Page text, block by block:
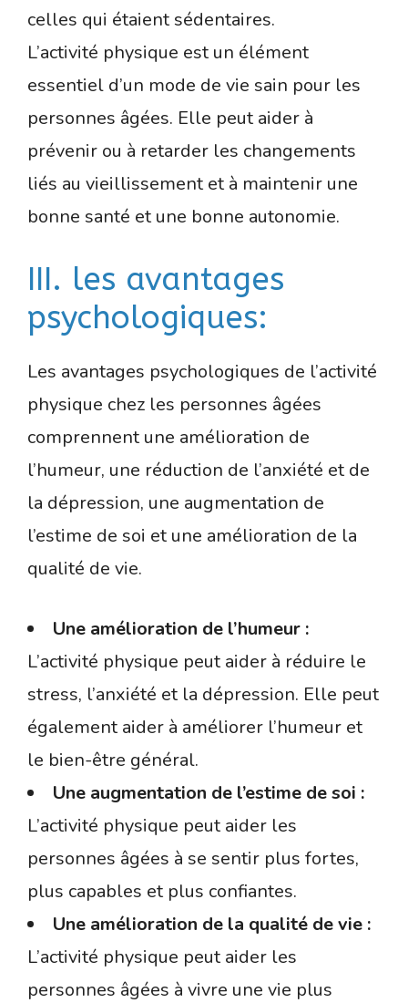
celles qui étaient sédentaires.
L’activité physique est un élément
essentiel d’un mode de vie sain pour les
personnes âgées. Elle peut aider à
prévenir ou à retarder les changements
liés au vieillissement et à maintenir une
bonne santé et une bonne autonomie.
III. les avantages
psychologiques:
Les avantages psychologiques de l’activité
physique chez les personnes âgées
comprennent une amélioration de
l’humeur, une réduction de l’anxiété et de
la dépression, une augmentation de
l’estime de soi et une amélioration de la
qualité de vie.
Une amélioration de l’humeur :
L’activité physique peut aider à réduire le
stress, l’anxiété et la dépression. Elle peut
également aider à améliorer l’humeur et
le bien-être général.
Une augmentation de l’estime de soi :
L’activité physique peut aider les
personnes âgées à se sentir plus fortes,
plus capables et plus confiantes.
Une amélioration de la qualité de vie :
L’activité physique peut aider les
personnes âgées à vivre une vie plus